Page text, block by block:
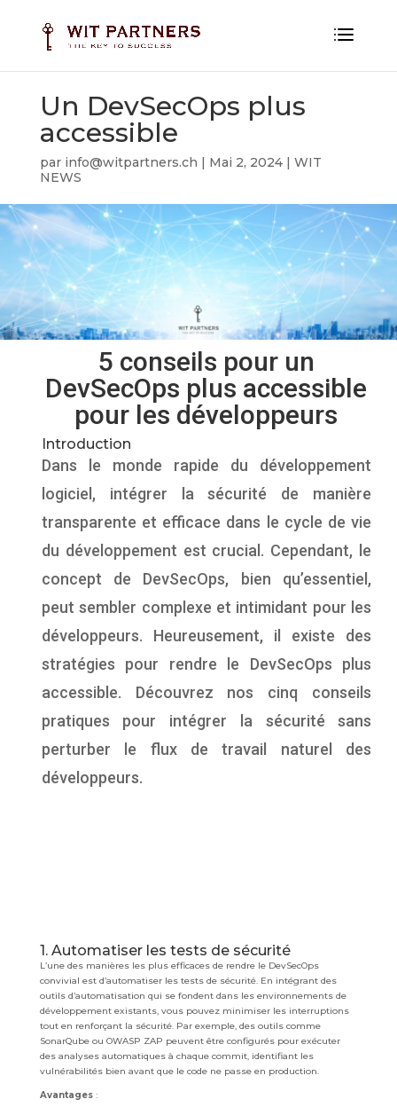
Un DevSecOps plus
accessible
par info@witpartners.ch | Mai 2, 2024| WIT
NEWS
5 conseils pour un
DevSecOps plus accessible
pour les développeurs
Introduction
Dans le monde rapide du développement
logiciel, intégrer la sécurité de manière
transparente et efficace dans le cycle de vie
du développement est crucial. Cependant, le
concept de DevSecOps, bien qu’essentiel,
peut sembler complexe et intimidant pour les
développeurs. Heureusement, il existe des
stratégies pour rendre le DevSecOps plus
accessible. Découvrez nos cinq conseils
pratiques pour intégrer la sécurité sans
perturber le flux de travail naturel des
développeurs.
1. Automatiser les tests de sécurité
L’une des manières les plus efficaces de rendre le DevSecOps
convivial est d’automatiser les tests de sécurité. En intégrant des
outils d’automatisation qui se fondent dans les environnements de
développement existants, vous pouvez minimiser les interruptions
tout en renforçant la sécurité. Par exemple, des outils comme
SonarQube ou OWASP ZAP peuvent être configurés pour exécuter
des analyses automatiques à chaque commit, identifiant les
vulnérabilités bien avant que le code ne passe en production.
Avantages: